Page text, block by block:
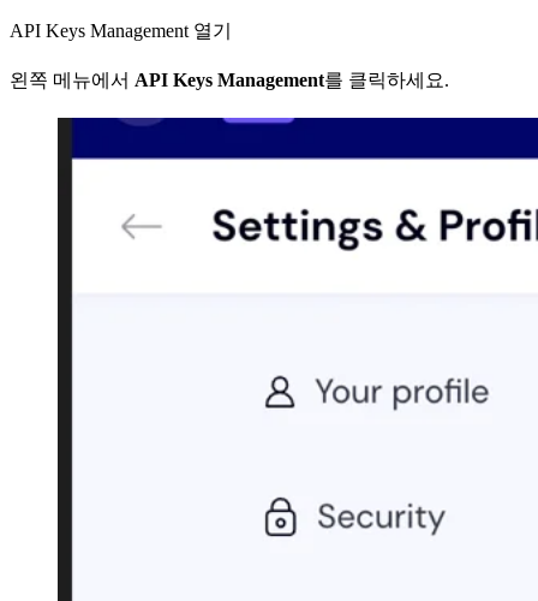
API Keys Management 열기
왼쪽 메뉴에서 API Keys Management를 클릭하세요.